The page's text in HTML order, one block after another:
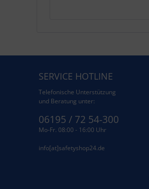
SERVICE HOTLINE
Telefonische Unterstützung
und Beratung unter:
06195 / 72 54-300
Mo-Fr. 08:00 - 16:00 Uhr
info[at]safetyshop24.de